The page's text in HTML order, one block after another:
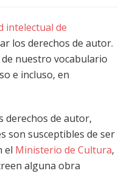
intelectual de
los derechos de autor.
nuestro vocabulario
e incluso, en
derechos de autor,
son susceptibles de ser
el Ministerio de Cultura,
alguna obra